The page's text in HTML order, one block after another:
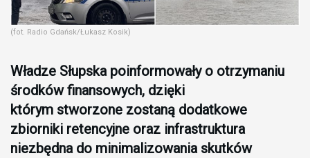
(fot. Radio Gdańsk/Łukasz Kosik)
Władze Słupska poinformowały o otrzymaniu
środków finansowych, dzięki
którym stworzone zostaną dodatkowe
zbiorniki retencyjne oraz infrastruktura
niezbędna do minimalizowania skutków